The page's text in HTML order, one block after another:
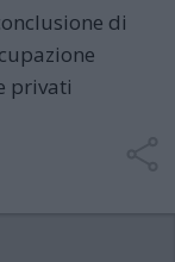
di
privati